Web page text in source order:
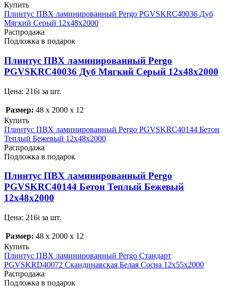
Купить
Плинтус ПВХ ламинированный Pergo PGVSKRC40036 Дуб
Мягкий Серый 12х48х2000
Распродажа
Подложка в подарок
Плинтус ПВХ ламинированный Pergo
PGVSKRC40036 Дуб Мягкий Серый 12х48х2000
Цена: 216i за шт.
Размер: 48 x 2000 x 12
Купить
Плинтус ПВХ ламинированный Pergo PGVSKRC40144 Бетон
Теплый Бежевый 12х48х2000
Распродажа
Подложка в подарок
Плинтус ПВХ ламинированный Pergo
PGVSKRC40144 Бетон Теплый Бежевый
12х48х2000
Цена: 216i за шт.
Размер: 48 x 2000 x 12
Купить
Плинтус ПВХ ламинированный Pergo Стандарт
PGVSKRD40072 Скандинавская Белая Сосна 12х55х2000
Распродажа
Подложка в подарок